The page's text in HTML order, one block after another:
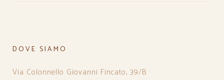
DOVE SIAMO
Via Colonnello Giovanni Fincato, 39/B